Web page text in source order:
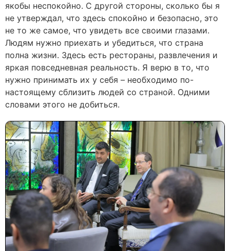
якобы неспокойно. С другой стороны, сколько бы я
не утверждал, что здесь спокойно и безопасно, это
не то же самое, что увидеть все своими глазами.
Людям нужно приехать и убедиться, что страна
полна жизни. Здесь есть рестораны, развлечения и
яркая повседневная реальность. Я верю в то, что
нужно принимать их у себя – необходимо по-
настоящему сблизить людей со страной. Одними
словами этого не добиться.